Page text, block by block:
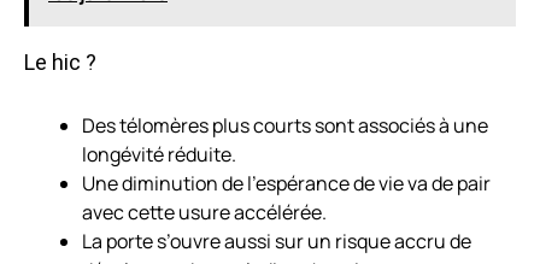
Le hic ?
Des télomères plus courts sont associés à une
longévité réduite.
Une diminution de l’espérance de vie va de pair
avec cette usure accélérée.
La porte s’ouvre aussi sur un risque accru de